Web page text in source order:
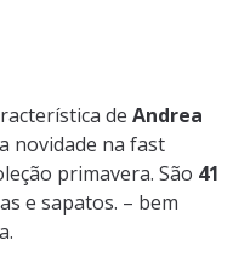
de Andrea
novidade na fast
primavera. São 41
e sapatos. – bem